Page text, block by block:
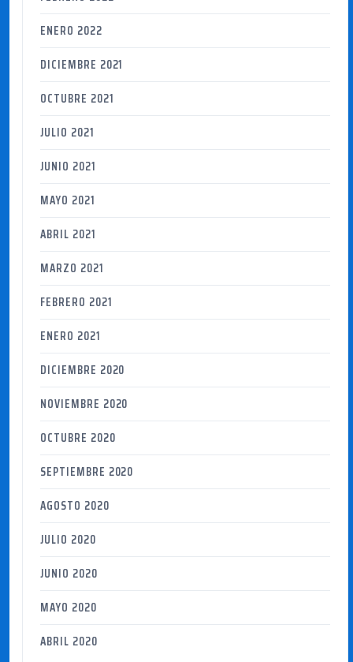
ENERO 2022
DICIEMBRE 2021
OCTUBRE 2021
JULIO 2021
JUNIO 2021
MAYO 2021
ABRIL 2021
MARZO 2021
FEBRERO 2021
ENERO 2021
DICIEMBRE 2020
NOVIEMBRE 2020
OCTUBRE 2020
SEPTIEMBRE 2020
AGOSTO 2020
JULIO 2020
JUNIO 2020
MAYO 2020
ABRIL 2020